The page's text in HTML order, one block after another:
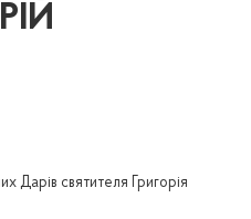
Дарів святителя Григорія